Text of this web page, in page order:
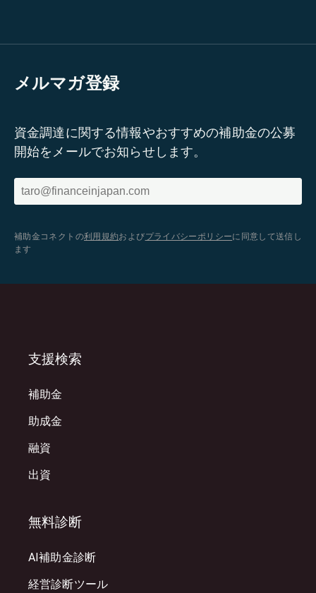
メルマガ登録
資金調達に関する情報やおすすめの補助金の公募
開始をメールでお知らせします。
補助金コネクトの利用規約およびプライバシーポリシーに同意して送信し
ます
支援検索
補助金
助成金
融資
出資
無料診断
AI補助金診断
経営診断ツール